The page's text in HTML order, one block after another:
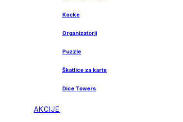
Kocke
Organizatorji
Puzzle
Škatlice za karte
Dice Towers
AKCIJE